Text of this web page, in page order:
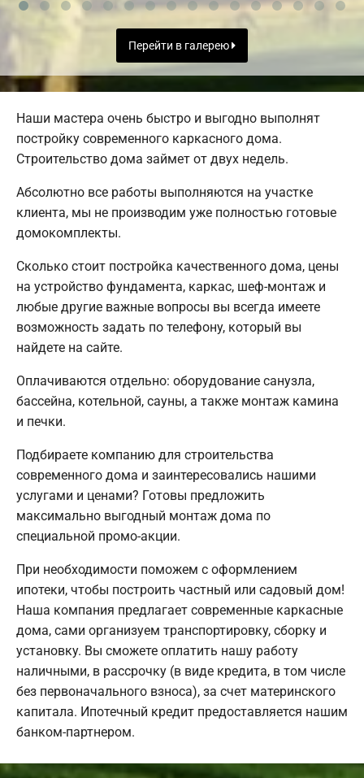
Перейти в галерею
Наши мастера очень быстро и выгодно выполнят
постройку современного каркасного дома.
Строительство дома займет от двух недель.
Абсолютно все работы выполняются на участке
клиента, мы не производим уже полностью готовые
домокомплекты.
Сколько стоит постройка качественного дома, цены
на устройство фундамента, каркас, шеф-монтаж и
любые другие важные вопросы вы всегда имеете
возможность задать по телефону, который вы
найдете на сайте.
Оплачиваются отдельно: оборудование санузла,
бассейна, котельной, сауны, а также монтаж камина
и печки.
Подбираете компанию для строительства
современного дома и заинтересовались нашими
услугами и ценами? Готовы предложить
максимально выгодный монтаж дома по
специальной промо-акции.
При необходимости поможем с оформлением
ипотеки, чтобы построить частный или садовый дом!
Наша компания предлагает современные каркасные
дома, сами организуем транспортировку, сборку и
установку. Вы сможете оплатить нашу работу
наличными, в рассрочку (в виде кредита, в том числе
без первоначального взноса), за счет материнского
капитала. Ипотечный кредит предоставляется нашим
банком-партнером.